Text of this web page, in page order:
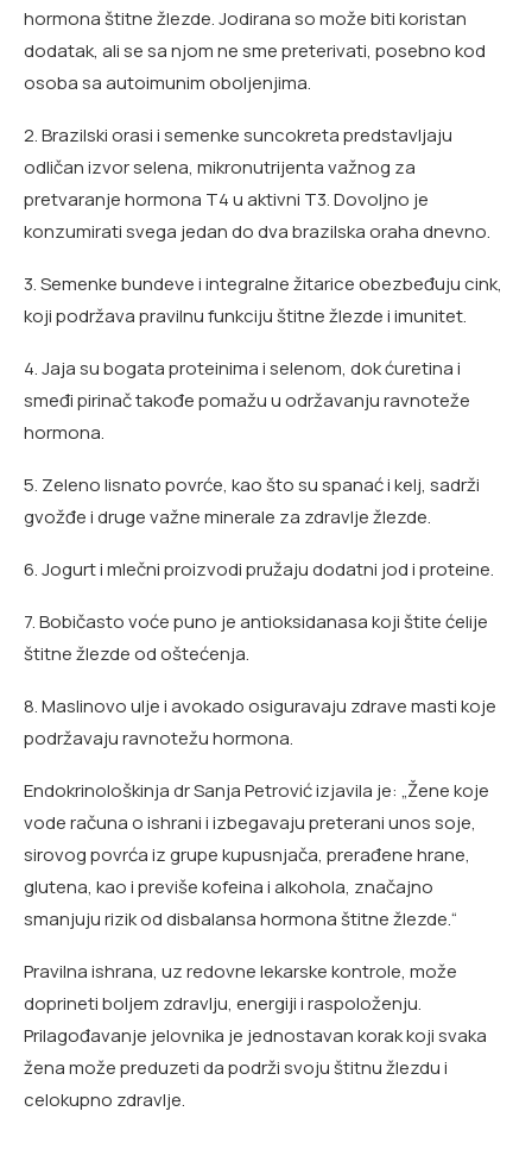
hormona štitne žlezde. Jodirana so može biti koristan
dodatak, ali se sa njom ne sme preterivati, posebno kod
osoba sa autoimunim oboljenjima.
2. Brazilski orasi i semenke suncokreta predstavljaju
odličan izvor selena, mikronutrijenta važnog za
pretvaranje hormona T4 u aktivni T3. Dovoljno je
konzumirati svega jedan do dva brazilska oraha dnevno.
3. Semenke bundeve i integralne žitarice obezbeđuju cink,
koji podržava pravilnu funkciju štitne žlezde i imunitet.
4. Jaja su bogata proteinima i selenom, dok ćuretina i
smeđi pirinač takođe pomažu u održavanju ravnoteže
hormona.
5. Zeleno lisnato povrće, kao što su spanać i kelj, sadrži
gvožđe i druge važne minerale za zdravlje žlezde.
6. Jogurt i mlečni proizvodi pružaju dodatni jod i proteine.
7. Bobičasto voće puno je antioksidanasa koji štite ćelije
štitne žlezde od oštećenja.
8. Maslinovo ulje i avokado osiguravaju zdrave masti koje
podržavaju ravnotežu hormona.
Endokrinološkinja dr Sanja Petrović izjavila je: „Žene koje
vode računa o ishrani i izbegavaju preterani unos soje,
sirovog povrća iz grupe kupusnjača, prerađene hrane,
glutena, kao i previše kofeina i alkohola, značajno
smanjuju rizik od disbalansa hormona štitne žlezde.“
Pravilna ishrana, uz redovne lekarske kontrole, može
doprineti boljem zdravlju, energiji i raspoloženju.
Prilagođavanje jelovnika je jednostavan korak koji svaka
žena može preduzeti da podrži svoju štitnu žlezdu i
celokupno zdravlje.